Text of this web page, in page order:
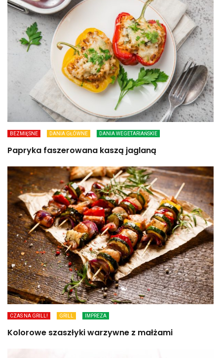
BEZMIĘSNE DANIA GŁÓWNE DANIA WEGETARIAŃSKIE
Papryka faszerowana kaszą jaglaną
CZAS NA GRILL! GRILL IMPREZA
Kolorowe szaszłyki warzywne z małżami